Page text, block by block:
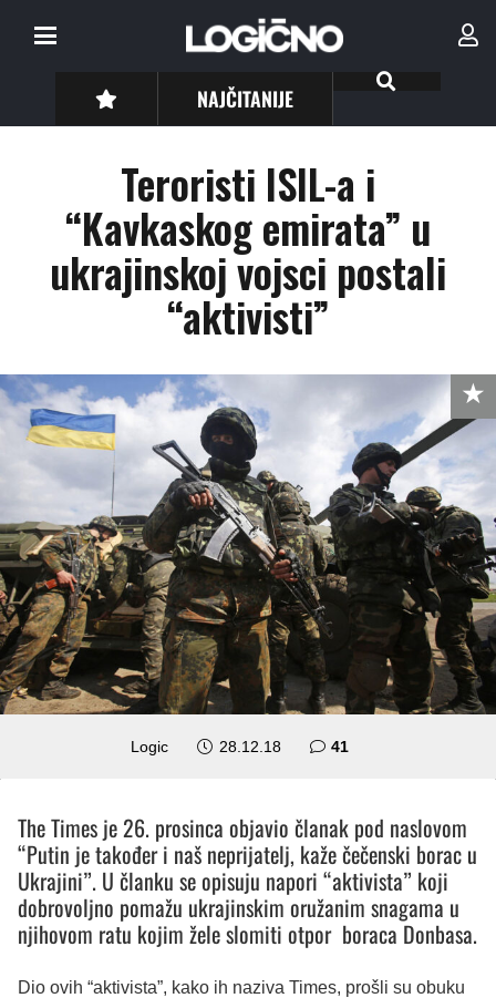
NAJČITANIJE
Teroristi ISIL-a i
“Kavkaskog emirata” u
ukrajinskoj vojsci postali
“aktivisti”
Logic 28.12.18 41
The Times je 26. prosinca objavio članak pod naslovom
“Putin je također i naš neprijatelj, kaže čečenski borac u
Ukrajini”. U članku se opisuju napori “aktivista” koji
dobrovoljno pomažu ukrajinskim oružanim snagama u
njihovom ratu kojim žele slomiti otpor boraca Donbasa.
Dio ovih “aktivista”, kako ih naziva Times, prošli su obuku